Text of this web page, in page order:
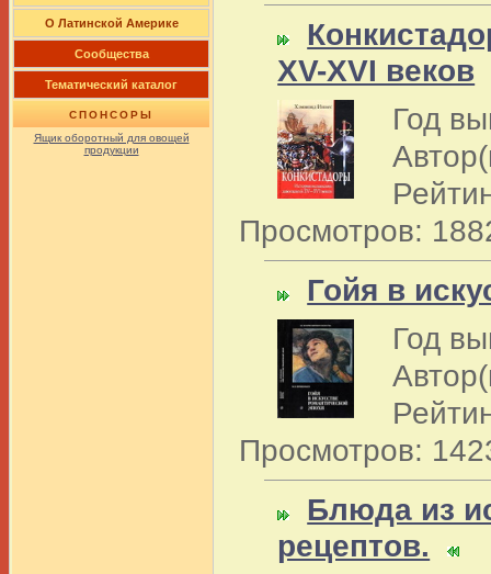
О Латинской Америке
Сообщества
Тематический каталог
СПОНСОРЫ
Ящик оборотный для овощей
продукции
XV-XVI веков
Год
Просмотров:
Гойя в
Год
Просмотров:
Блюда из
рецептов.